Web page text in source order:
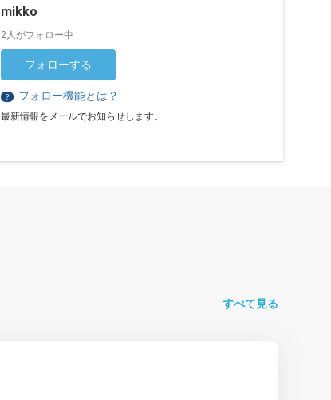
mikko
2人がフォロー中
フォローする
？ フォロー機能とは？
最新情報をメールでお知らせします。
すべて見る